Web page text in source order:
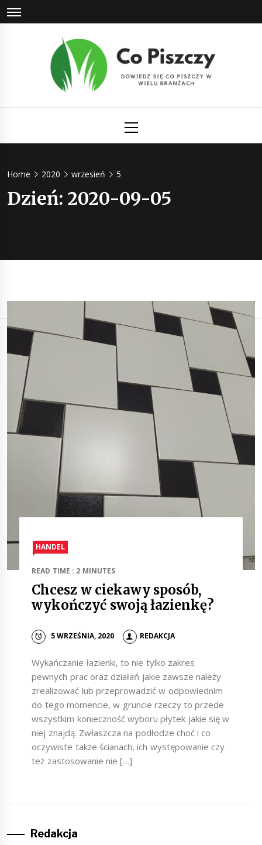
Skip
to
Menu
Home 2020 wrzesień 5
Dzień: 2020-09-05
HANDEL
READ TIME : 2 MINUTES
Chcesz w ciekawy sposób,
wykończyć swoją łazienkę?
5 WRZEŚNIA, 2020 REDAKCJA
Wykańczanie łazienki, to nie tylko zakres
pewnych prac oraz działań jakie zawsze należy
zrealizować lub przeprowadzić w odpowiednim
do tego momencie, w gruncie rzeczy to przede
wszystkim konieczność wyboru płytek jakie się w
niej znajdą. Zwłaszcza na podłodze choć i co
oczywiste także ścianach, ich występowanie czy
też zastosowanie nie […]
Redakcja